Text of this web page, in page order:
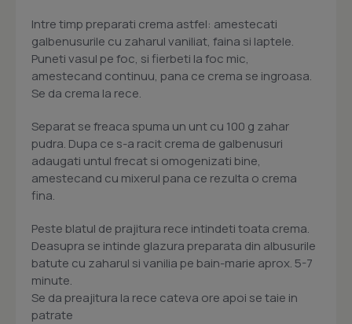
Intre timp preparati crema astfel: amestecati
galbenusurile cu zaharul vaniliat, faina si laptele.
Puneti vasul pe foc, si fierbeti la foc mic,
amestecand continuu, pana ce crema se ingroasa.
Se da crema la rece.
Separat se freaca spuma un unt cu 100 g zahar
pudra. Dupa ce s-a racit crema de galbenusuri
adaugati untul frecat si omogenizati bine,
amestecand cu mixerul pana ce rezulta o crema
fina.
Peste blatul de prajitura rece intindeti toata crema.
Deasupra se intinde glazura preparata din albusurile
batute cu zaharul si vanilia pe bain-marie aprox. 5-7
minute.
Se da preajitura la rece cateva ore apoi se taie in
patrate